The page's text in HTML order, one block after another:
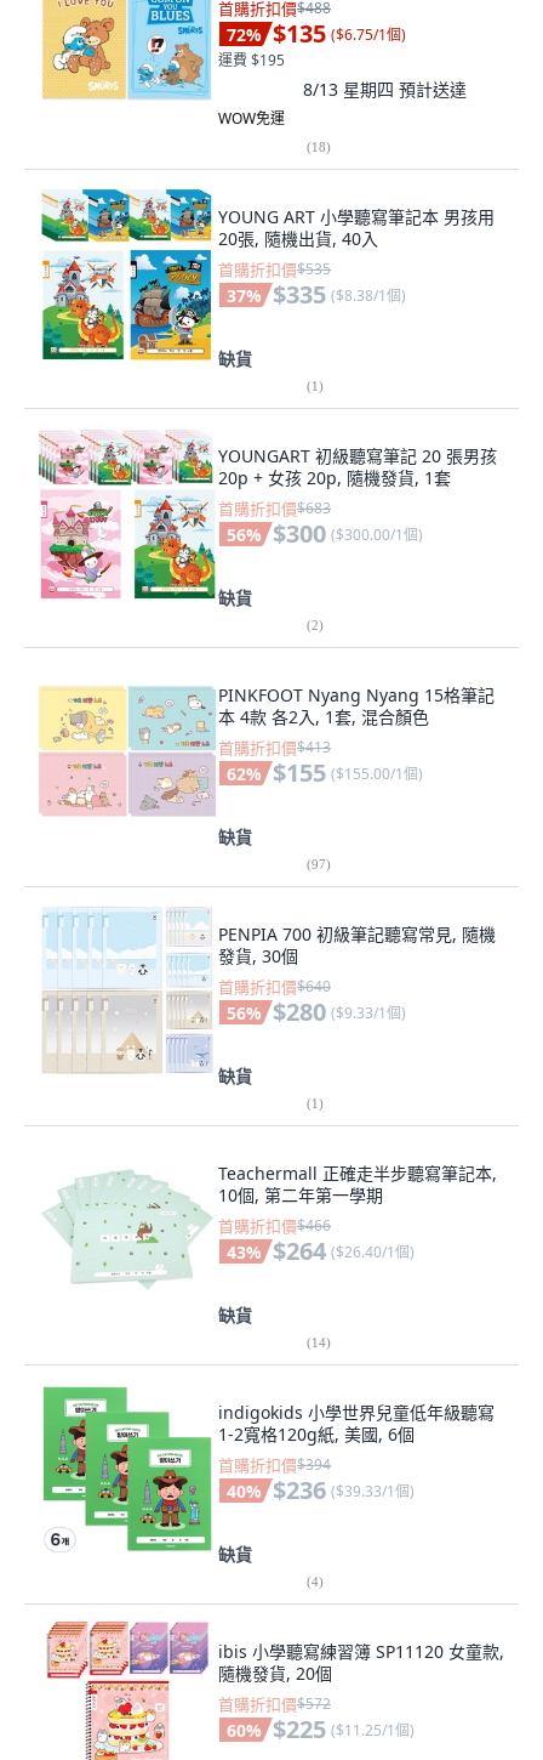
首購折扣價$488
72% $135 ($6.75/1個)
運費 $195
8/13 星期四 預計送達
WOW免運
(18)
YOUNG ART 小學聽寫筆記本 男孩用
20張, 隨機出貨, 40入
首購折扣價$535
37% $335 ($8.38/1個)
缺貨
(1)
YOUNGART 初級聽寫筆記 20 張男孩
20p + 女孩 20p, 隨機發貨, 1套
首購折扣價$683
56% $300 ($300.00/1個)
缺貨
(2)
PINKFOOT Nyang Nyang 15格筆記
本 4款 各2入, 1套, 混合顏色
首購折扣價$413
62% $155 ($155.00/1個)
缺貨
(97)
PENPIA 700 初級筆記聽寫常見, 隨機
發貨, 30個
首購折扣價$640
56% $280 ($9.33/1個)
缺貨
(1)
Teachermall 正確走半步聽寫筆記本,
10個, 第二年第一學期
首購折扣價$466
43% $264 ($26.40/1個)
缺貨
(14)
indigokids 小學世界兒童低年級聽寫
1-2寬格120g紙, 美國, 6個
首購折扣價$394
40% $236 ($39.33/1個)
缺貨
(4)
ibis 小學聽寫練習簿 SP11120 女童款,
隨機發貨, 20個
首購折扣價$572
60% $225 ($11.25/1個)